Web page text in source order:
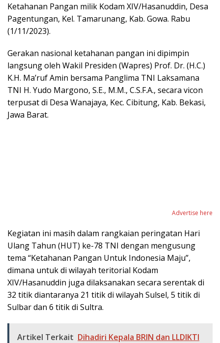
Ketahanan Pangan milik Kodam XIV/Hasanuddin, Desa
Pagentungan, Kel. Tamarunang, Kab. Gowa. Rabu
(1/11/2023).
Gerakan nasional ketahanan pangan ini dipimpin
langsung oleh Wakil Presiden (Wapres) Prof. Dr. (H.C.)
K.H. Ma’ruf Amin bersama Panglima TNI Laksamana
TNI H. Yudo Margono, S.E., M.M., C.S.F.A., secara vicon
terpusat di Desa Wanajaya, Kec. Cibitung, Kab. Bekasi,
Jawa Barat.
Advertise here
Kegiatan ini masih dalam rangkaian peringatan Hari
Ulang Tahun (HUT) ke-78 TNI dengan mengusung
tema “Ketahanan Pangan Untuk Indonesia Maju”,
dimana untuk di wilayah teritorial Kodam
XIV/Hasanuddin juga dilaksanakan secara serentak di
32 titik diantaranya 21 titik di wilayah Sulsel, 5 titik di
Sulbar dan 6 titik di Sultra.
Artikel Terkait Dihadiri Kepala BRIN dan LLDIKTI